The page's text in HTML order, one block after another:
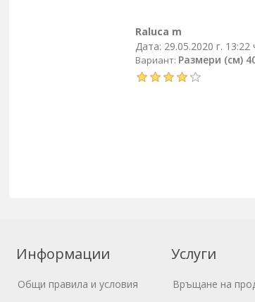
Raluca m
Дата: 29.05.2020 г. 13:22
Вариант: Размери (см)
Информации
Общи правила и условия
Услуги
Връщане на